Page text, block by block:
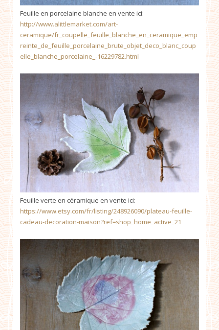
Feuille en porcelaine blanche en vente ici:
http://www.alittlemarket.com/art-
ceramique/fr_coupelle_feuille_blanche_en_ceramique_emp
reinte_de_feuille_porcelaine_brute_objet_deco_blanc_coup
elle_blanche_porcelaine_-16229782.html
Feuille verte en céramique en vente ici:
https://www.etsy.com/fr/listing/248926090/plateau-feuille-
cadeau-decoration-maison?ref=shop_home_active_21